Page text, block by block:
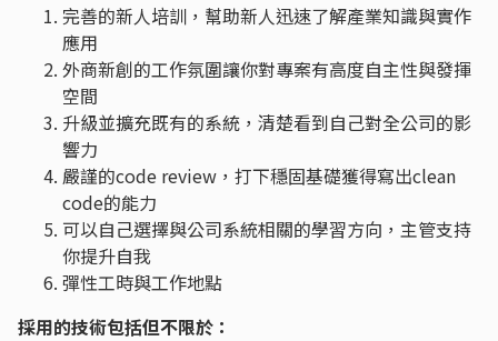
完善的新人培訓，幫助新人迅速了解產業知識與實作
應用
外商新創的工作氛圍讓你對專案有高度自主性與發揮
空間
升級並擴充既有的系統，清楚看到自己對全公司的影
響力
嚴謹的code review，打下穩固基礎獲得寫出clean
code的能力
可以自己選擇與公司系統相關的學習方向，主管支持
你提升自我
彈性工時與工作地點
採用的技術包括但不限於：